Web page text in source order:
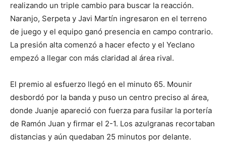
realizando un triple cambio para buscar la reacción.
Naranjo, Serpeta y Javi Martín ingresaron en el terreno
de juego y el equipo ganó presencia en campo contrario.
La presión alta comenzó a hacer efecto y el Yeclano
empezó a llegar con más claridad al área rival.
El premio al esfuerzo llegó en el minuto 65. Mounir
desbordó por la banda y puso un centro preciso al área,
donde Juanje apareció con fuerza para fusilar la portería
de Ramón Juan y firmar el 2-1. Los azulgranas recortaban
distancias y aún quedaban 25 minutos por delante.